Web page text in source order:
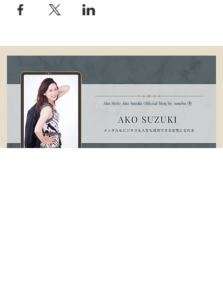
Ako Style Ako Suzuki Official blog by Ameba Ⓡ